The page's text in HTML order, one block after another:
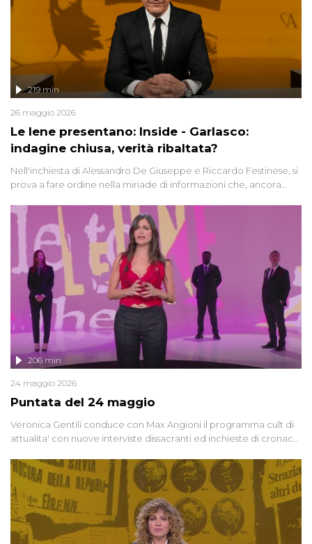
Le Iene presentano: Inside - Garlasco:
indagine chiusa, verità ribaltata?
219 min
26 maggio 2026
Nell'inchiesta di Alessandro De Giuseppe e Riccardo Festinese, si
prova a fare ordine nella miriade di informazioni che, ancora
giudiziarie più discusse degli ultimi anni. Lo speciale ricostruisce la
vicenda mettendo in fila testimonianze, errori, dettagli
controversi e i protagonisti di un'indagine che sembra non avere
fine.
Puntata del 24 maggio
206 min
24 maggio 2026
Veronica Gentili conduce con Max Angioni il programma cult di
attualita' con nuove interviste dissacranti ed inchieste di cronaca